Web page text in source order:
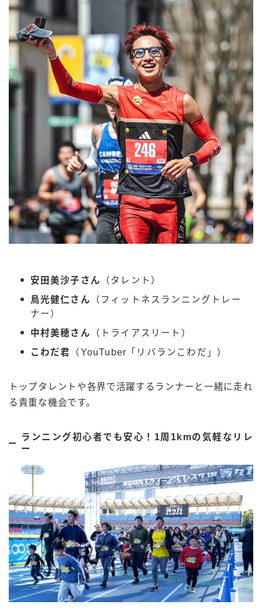
安田美沙子さん
（タレント）
鳥光健仁さん
（フィットネスランニングトレー
ナー）
中村美穂さん
（トライアスリート）
こわだ君
（YouTuber「リバランこわだ」）
トップタレントや各界で活躍するランナーと一緒に走れ
る貴重な機会です。
ランニング初心者でも安心！1周1kmの気軽なリレ
ー